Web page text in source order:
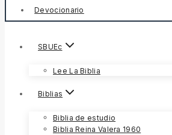
Devocionario
SBUEc
Lee La Biblia
Biblias
Biblia de estudio
Biblia Reina Valera 1960